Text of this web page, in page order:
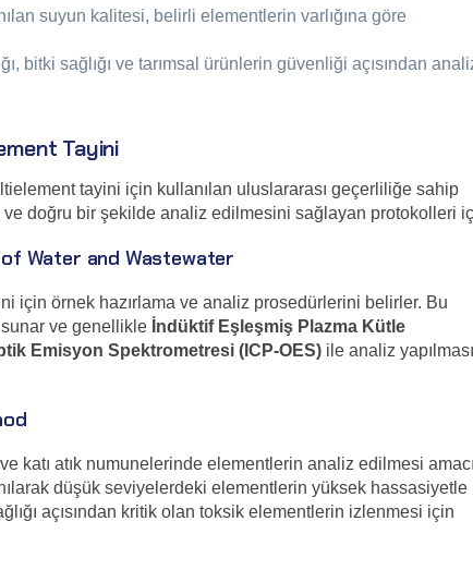
suyun kalitesi, belirli elementlerin varlığına göre
bitki sağlığı ve tarımsal ürünlerin güvenliği açısından
Tayini
tayini için kullanılan uluslararası geçerliliğe sahip
doğru bir şekilde analiz edilmesini sağlayan protokolleri
Water and Wastewater
için örnek hazırlama ve analiz prosedürlerini belirler. Bu
ve genellikle İndüktif Eşleşmiş Plazma Kütle
Emisyon Spektrometresi (ICP-OES) ile analiz
katı atık numunelerinde elementlerin analiz edilmesi
düşük seviyelerdeki elementlerin yüksek hassasiyetle
açısından kritik olan toksik elementlerin izlenmesi için